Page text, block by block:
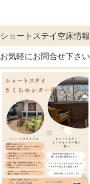
ショートステイ空床情報
お気軽にお問合せ下さい